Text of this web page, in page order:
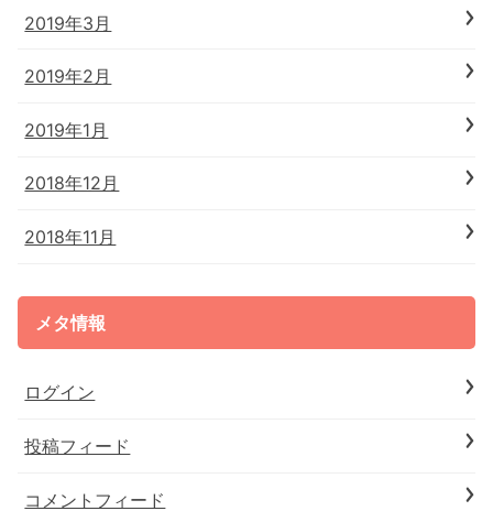
2019年3月
2019年2月
2019年1月
2018年12月
2018年11月
メタ情報
ログイン
投稿フィード
コメントフィード